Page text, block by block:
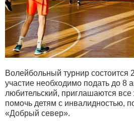
Волейбольный турнир состоится
участие необходимо подать до 8
любительский, приглашаются
помочь детям с инвалидностью,
«Добрый север».